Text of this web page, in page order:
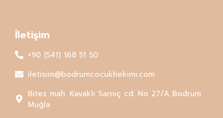
İletişim
+90 (541) 168 51 50
iletisim@bodrumcocukhekimi.com
Bitez mah. Kavaklı Sarnıç cd. No 27/A Bodrum
Muğla